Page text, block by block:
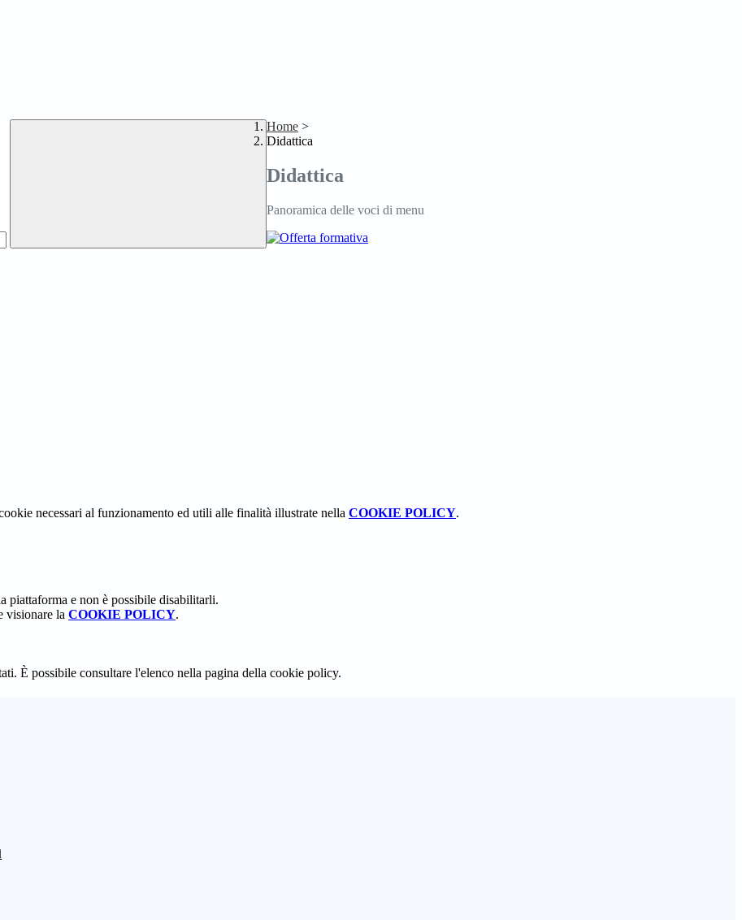
Home >
Didattica
Didattica
Panoramica delle voci di menu
necessari al funzionamento ed utili alle finalità illustrate nella COOKIE POLICY.
piattaforma e non è possibile disabilitarli.
visionare la COOKIE POLICY.
È possibile consultare l'elenco nella pagina della cookie policy.